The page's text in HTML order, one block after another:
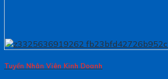
Tuyển Nhân Viên Kinh Doanh